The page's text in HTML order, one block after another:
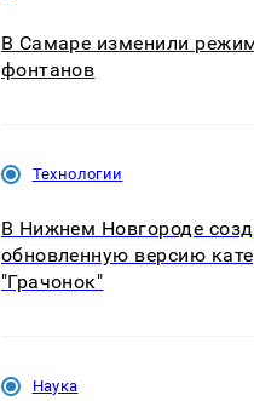
В Самаре изменили
фонтанов
Технологии
В Нижнем Новгороде
обновленную версию
"Грачонок"
Наука